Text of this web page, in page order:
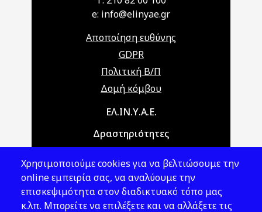
e: info@elinyae.gr
Αποποίηση ευθύνης
GDPR
Πολιτική Β/Π
Δομή κόμβου
Main navigationΕΛ.ΙΝ.Υ.Α.Ε.
Δραστηριότητες
Νομοθεσία
Εκδόσεις
Χρησιμοποιούμε cookies για να βελτιώσουμε την
online εμπειρία σας, να αναλύουμε την
επισκεψιμότητα στον διαδικτυακό τόπο μας
κ.λπ. Μπορείτε να επιλέξετε και να αλλάξετε τις